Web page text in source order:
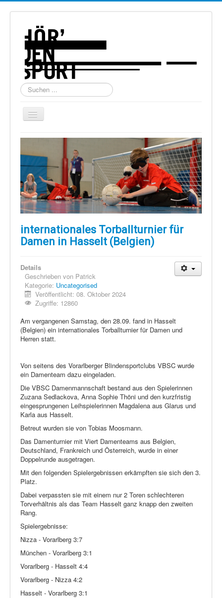
Suchen
...
Navigation
Home
Über uns
Torball
Schießen
Schi Alpin
Schi Nordisch
Laufen
Datenschutz
internationales Torballturnier für
Damen in Hasselt (Belgien)
Details
Geschrieben von Patrick
Kategorie: Uncategorised
Veröffentlicht: 08. Oktober 2024
Zugriffe: 12860
Am vergangenen Samstag, den 28.09. fand in Hasselt
(Belgien) ein internationales Torballturnier für Damen und
Herren statt.
Von seitens des Vorarlberger Blindensportclubs VBSC wurde
ein Damenteam dazu eingeladen.
Die VBSC Damenmannschaft bestand aus den Spielerinnen
Zuzana Sedlackova, Anna Sophie Thöni und den kurzfristig
eingesprungenen Leihspielerinnen Magdalena aus Glarus und
Karla aus Hasselt.
Betreut wurden sie von Tobias Moosmann.
Das Damenturnier mit Viert Damenteams aus Belgien,
Deutschland, Frankreich und Österreich, wurde in einer
Doppelrunde ausgetragen.
Mit den folgenden Spielergebnissen erkämpften sie sich den 3.
Platz.
Dabei verpassten sie mit einem nur 2 Toren schlechteren
Torverhältnis als das Team Hasselt ganz knapp den zweiten
Rang.
Spielergebnisse:
Nizza - Vorarlberg 3:7
München - Vorarlberg 3:1
Vorarlberg - Hasselt 4:4
Vorarlberg - Nizza 4:2
Hasselt - Vorarlberg 3:1